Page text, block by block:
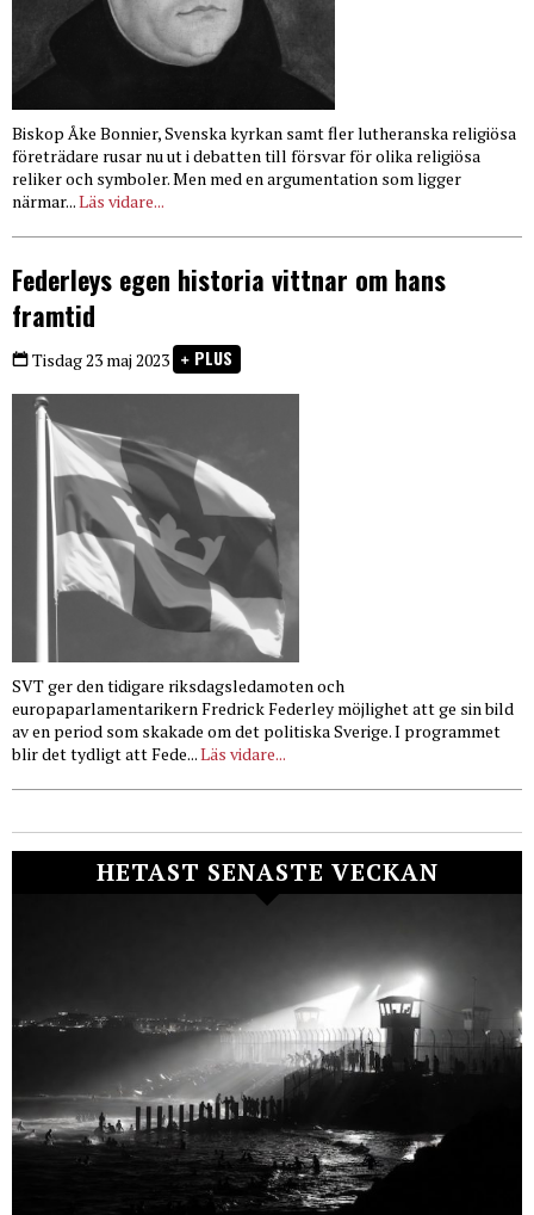
Biskop Åke Bonnier, Svenska kyrkan samt fler lutheranska religiösa
företrädare rusar nu ut i debatten till försvar för olika religiösa
reliker och symboler. Men med en argumentation som ligger
närmar...Läs vidare...
Federleys egen historia vittnar om hans
framtid
Tisdag 23 maj 2023 PLUS
SVT ger den tidigare riksdagsledamoten och
europaparlamentarikern Fredrick Federley möjlighet att ge sin bild
av en period som skakade om det politiska Sverige. I programmet
blir det tydligt att Fede...Läs vidare...
HETAST SENASTE VECKAN